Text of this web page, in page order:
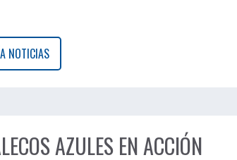
NOTICIAS
AZULES EN ACCIÓN